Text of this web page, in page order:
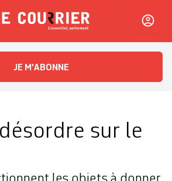
L'essentiel, autrement
JE M'ABONNE
sur le